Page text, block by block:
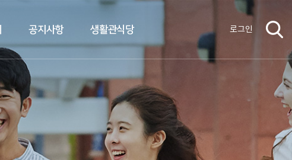
공지사항 생활관식당 로그인